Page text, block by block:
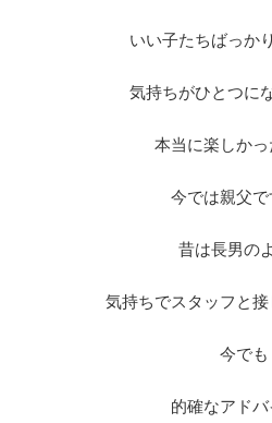
いい子たちばっか
気持ちがひとつに
本当に楽しかっ
今では親父
昔は長男の
気持ちでスタッフと接
今でも
的確なアド